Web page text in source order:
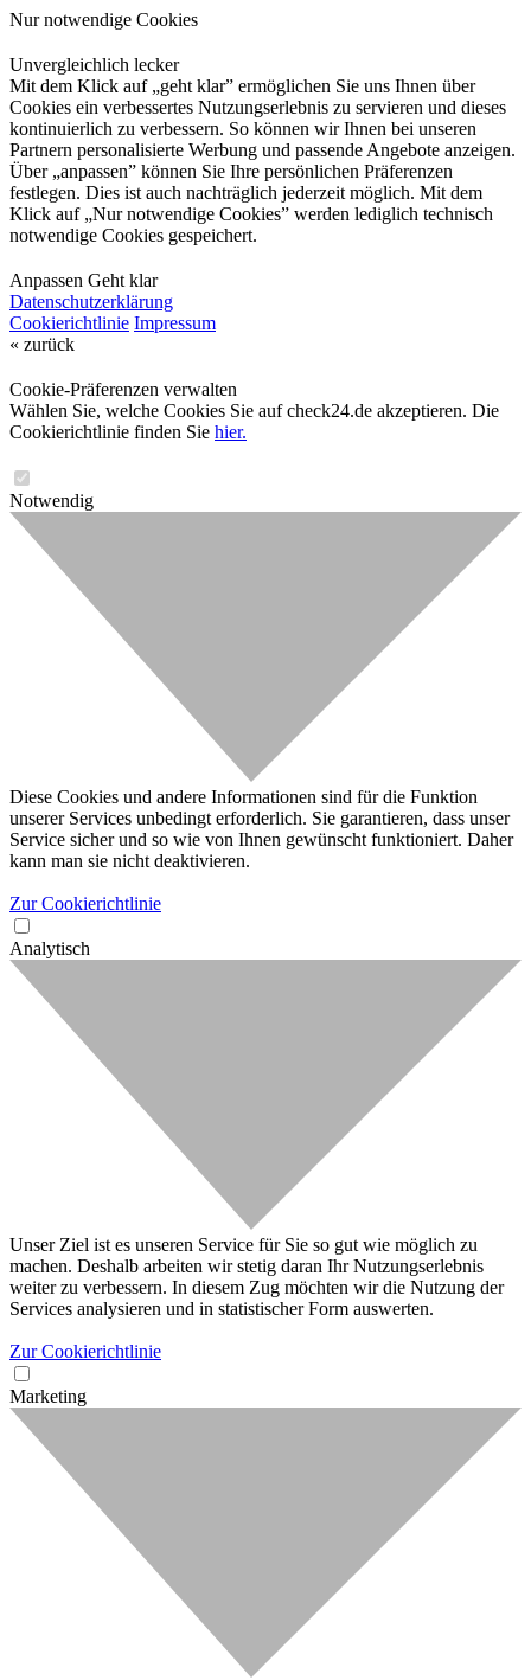
Nur notwendige Cookies
Unvergleichlich lecker
Mit dem Klick auf „geht klar” ermöglichen Sie uns Ihnen über
Cookies ein verbessertes Nutzungserlebnis zu servieren und dieses
kontinuierlich zu verbessern. So können wir Ihnen bei unseren
Partnern personalisierte Werbung und passende Angebote anzeigen.
Über „anpassen” können Sie Ihre persönlichen Präferenzen
festlegen. Dies ist auch nachträglich jederzeit möglich. Mit dem
Klick auf „Nur notwendige Cookies” werden lediglich technisch
notwendige Cookies gespeichert.
Anpassen Geht klar
Datenschutzerklärung
Cookierichtlinie Impressum
« zurück
Cookie-Präferenzen verwalten
Wählen Sie, welche Cookies Sie auf check24.de akzeptieren. Die
Cookierichtlinie finden Sie hier.
Notwendig
Diese Cookies und andere Informationen sind für die Funktion
unserer Services unbedingt erforderlich. Sie garantieren, dass unser
Service sicher und so wie von Ihnen gewünscht funktioniert. Daher
kann man sie nicht deaktivieren.
Zur Cookierichtlinie
Analytisch
Unser Ziel ist es unseren Service für Sie so gut wie möglich zu
machen. Deshalb arbeiten wir stetig daran Ihr Nutzungserlebnis
weiter zu verbessern. In diesem Zug möchten wir die Nutzung der
Services analysieren und in statistischer Form auswerten.
Zur Cookierichtlinie
Marketing